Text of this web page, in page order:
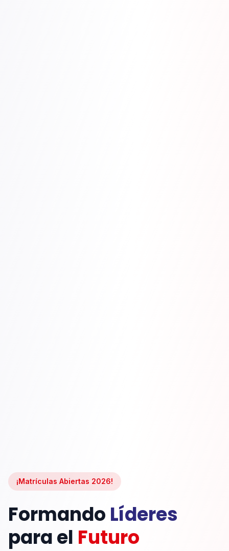
¡Matrículas Abiertas 2026!
Formando Líderes
para el Futuro